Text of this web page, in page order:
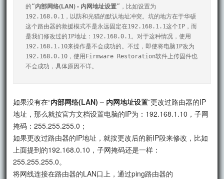
的“内部网络(LAN) - 内网地址设置”，比如设置为
192.168.0.1，以防和光猫的默认地址冲突。坑的地方在于华硕
这个路由器的救援模式不是永远固定在192.168.1.1这个IP，而
是我们修改过的IP地址：192.168.0.1。对于这种情况，使用
192.168.1.10来操作是不会成功的。不过，即使将电脑IP改为
192.168.0.10，使用Firmware Restoration软件上传固件也
不会成功，具体原因不详。
如果没有在“内部网络(LAN) – 内网地址设置”更改过路由器的IP
地址，那么就按官方文档设置电脑的IP为：192.168.1.10，子网
掩码：255.255.255.0；
如果更改过路由器的IP地址，就按更改后的新IP段来修改，比如
上面提到的192.168.0.10，子网掩码还是一样：
255.255.255.0。
将网线连接在路由器的LAN口上，通过ping路由器的